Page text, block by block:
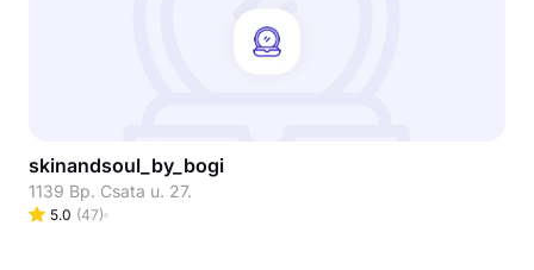
skinandsoul_by_bogi
1139 Bp. Csata u. 27.
5.0 (47)